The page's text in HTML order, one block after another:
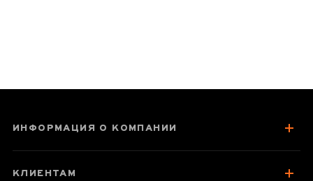
ИНФОРМАЦИЯ О КОМПАНИИ
КЛИЕНТАМ